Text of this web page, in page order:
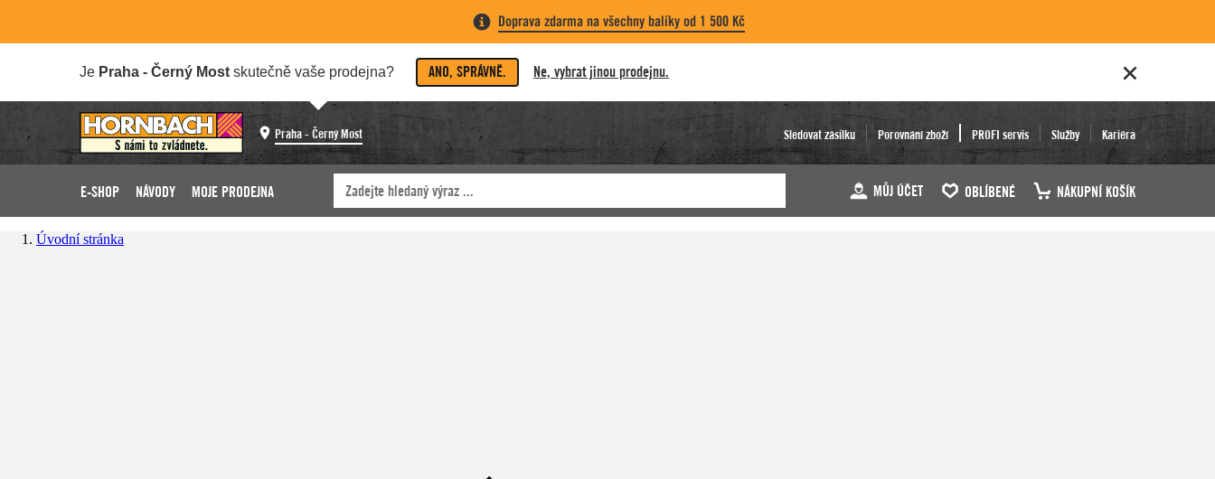
Doprava zdarma na všechny balíky od 1 500 Kč
Je Praha - Černý Most skutečně vaše prodejna? ANO, SPRÁVNĚ. Ne, vybrat jinou prodejnu.
Praha - Černý Most Sledovat zásilku Porovnání zboží PROFI servis Služby Kariéra
E-SHOP NÁVODY MOJE PRODEJNA MŮJ ÚČET OBLÍBENÉ NÁKUPNÍ KOŠÍK
Úvodní stránka